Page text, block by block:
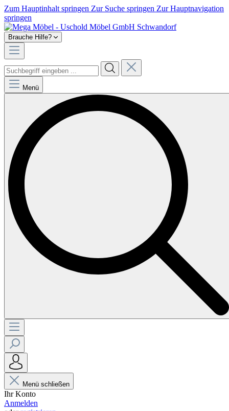
Zum Hauptinhalt springen Zur Suche springen Zur Hauptnavigation
springen
Brauche Hilfe?
Menü
Menü schließen
Ihr Konto
Anmelden